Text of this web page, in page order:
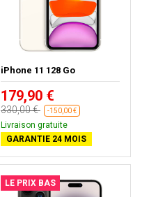
iPhone 11 128 Go
179,90 €
330,00 € -150,00 €
Livraison gratuite
GARANTIE 24 MOIS
LE PRIX BAS